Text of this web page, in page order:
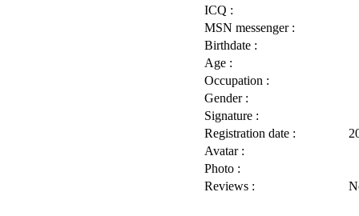
ICQ :
MSN messenger :
Birthdate :
Age :
Occupation :
Gender :
Signature :
Registration date :
Avatar :
Photo :
Reviews :